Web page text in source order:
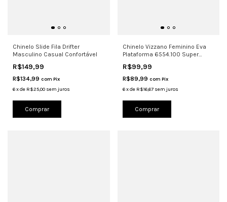
Chinelo Slide Fila Drifter
Masculino Casual Confortável
R$149,99
R$134,99 com Pix
6xde R$25,00 sem juros
Comprar
Chinelo Vizzano Feminino Eva
Plataforma 6554.100 Super
R$99,99
R$89,99 com Pix
6 xde R$16,67 sem juros
Comprar